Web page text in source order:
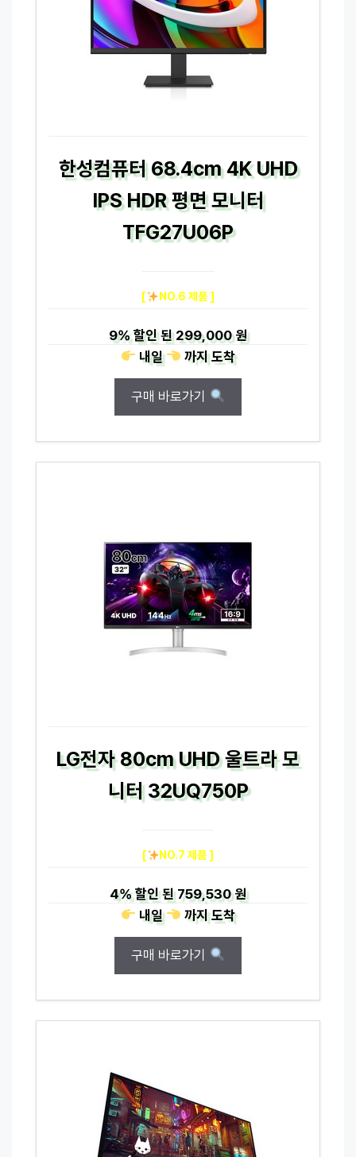
한성컴퓨터 68.4cm 4K UHD
IPS HDR 평면 모니터
TFG27U06P
[ NO.6 제품 ]
9%할인 된299,000 원
내일
까지도착
구매 바로가기
LG전자 80cm UHD 울트라 모
니터 32UQ750P
[ NO.7 제품 ]
4%할인 된759,530 원
내일
까지도착
구매 바로가기